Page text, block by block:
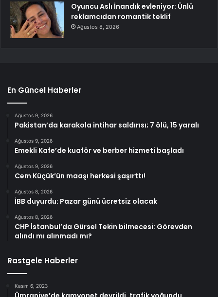
Oyuncu Aslı İnandık evleniyor: Ünlü
reklamcıdan romantik teklif
Ağustos 8, 2026
En Güncel Haberler
Ağustos 9, 2026
Pakistan’da karakola intihar saldırısı; 7 ölü, 15 yaralı
Ağustos 9, 2026
Emekli Kafe’de kuaför ve berber hizmeti başladı
Ağustos 9, 2026
Cem Küçük’ün maaşı herkesi şaşırttı!
Ağustos 8, 2026
İBB duyurdu: Pazar günü ücretsiz olacak
Ağustos 8, 2026
CHP İstanbul’da Gürsel Tekin bilmecesi: Görevden
alındı mı alınmadı mı?
Rastgele Haberler
Kasım 6, 2023